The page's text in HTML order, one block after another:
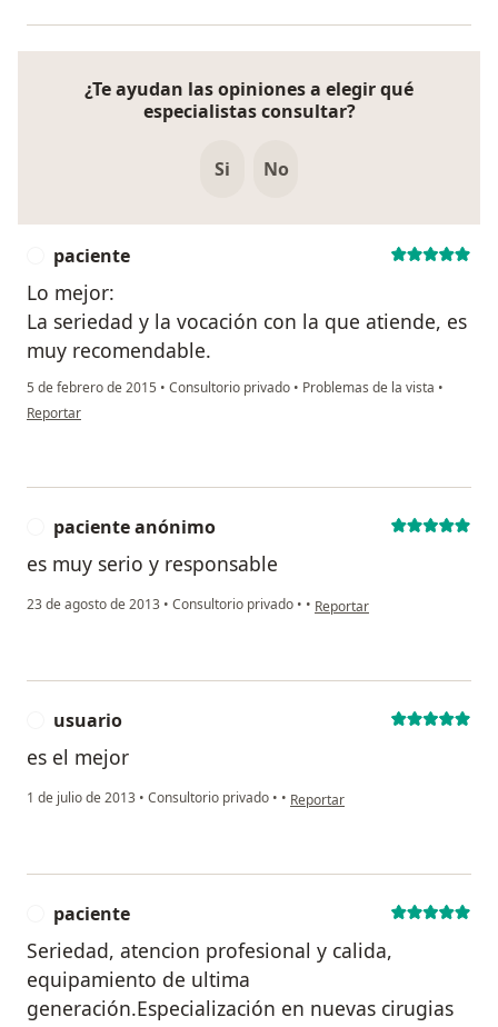
¿Te ayudan las opiniones a elegir qué
especialistas consultar?
Si No
paciente
Lo mejor:
La seriedad y la vocación con la que atiende, es
muy recomendable.
5 de febrero de 2015 • Consultorio privado • Problemas de la vista •
en opinión del usuario paciente
Reportar
paciente anónimo
es muy serio y responsable
23 de agosto de 2013 • Consultorio privado • • en opinión del usuario
Reportar
usuario
es el mejor
1 de julio de 2013 • Consultorio privado • • en opinión del usuario usuario
Reportar
paciente
Seriedad, atencion profesional y calida,
equipamiento de ultima
generación.Especialización en nuevas cirugias